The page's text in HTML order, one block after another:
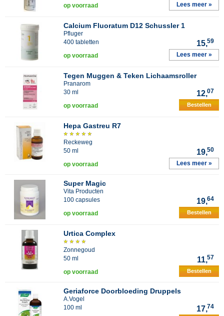
op voorraad Lees meer »
Calcium Fluoratum D12 Schussler 1
Pfluger
400 tabletten
15,59
op voorraad Lees meer »
Tegen Muggen & Teken Lichaamsroller
Pranarom
30 ml
12,07
op voorraad Bestellen
Hepa Gastreu R7
Reckeweg
50 ml
19,50
op voorraad Lees meer »
Super Magic
Vita Producten
100 capsules
19,64
op voorraad Bestellen
Urtica Complex
Zonnegoud
50 ml
11,57
op voorraad Bestellen
Geriaforce Doorbloeding Druppels
A.Vogel
100 ml
17,74